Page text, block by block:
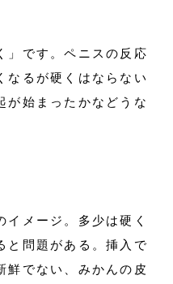
」です。ペニスの反応
なるが硬くはならない
が始まったかなどうな
メージ。多少は硬く
と問題がある。挿入で
鮮でない、みかんの皮